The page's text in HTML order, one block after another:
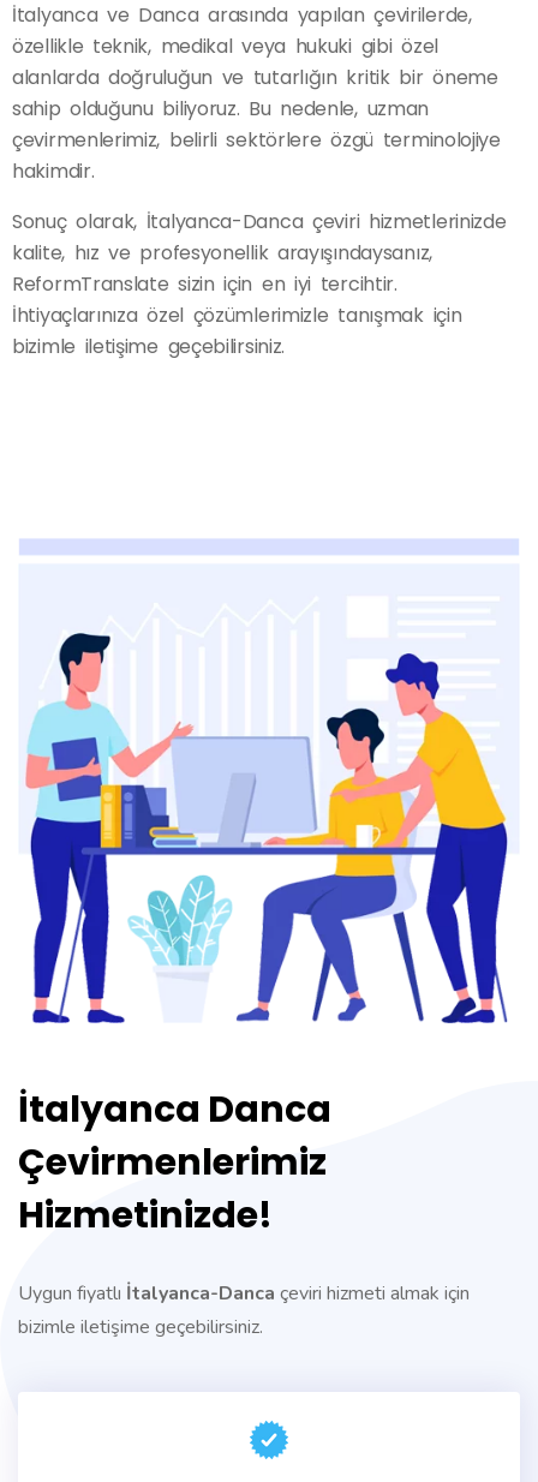
İtalyanca ve Danca arasında yapılan çevirilerde,
özellikle teknik, medikal veya hukuki gibi özel
alanlarda doğruluğun ve tutarlığın kritik bir öneme
sahip olduğunu biliyoruz. Bu nedenle, uzman
çevirmenlerimiz, belirli sektörlere özgü terminolojiye
hakimdir.
Sonuç olarak, İtalyanca-Danca çeviri hizmetlerinizde
kalite, hız ve profesyonellik arayışındaysanız,
ReformTranslate sizin için en iyi tercihtir.
İhtiyaçlarınıza özel çözümlerimizle tanışmak için
bizimle iletişime geçebilirsiniz.
İtalyanca Danca
Çevirmenlerimiz
Hizmetinizde!
Uygun fiyatlı İtalyanca-Danca çeviri hizmeti almak için
bizimle iletişime geçebilirsiniz.